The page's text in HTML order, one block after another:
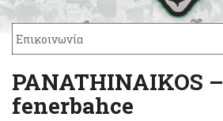
PANATHINAIKOS –
fenerbahce